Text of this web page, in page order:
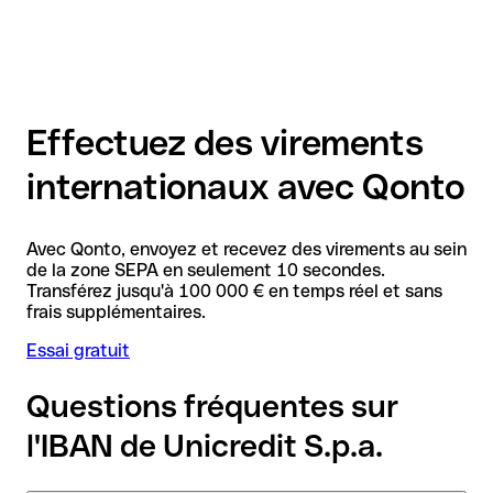
Effectuez des virements
internationaux avec Qonto
Avec Qonto, envoyez et recevez des virements au sein
de la zone SEPA en seulement 10 secondes.
Transférez jusqu'à 100 000 € en temps réel et sans
frais supplémentaires.
Essai gratuit
Questions fréquentes sur
l'IBAN de Unicredit S.p.a.